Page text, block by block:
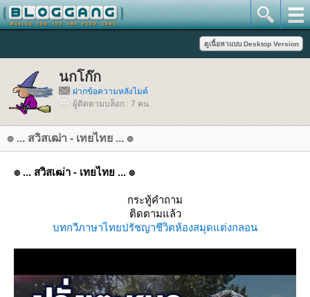
นกโก๊ก
ฝากข้อความหลังไมค์
ผู้ติดตามบล็อก : 7 คน
๏ ... สวิสเฒ่า - เทยไทย ... ๏
๏ ... สวิสเฒ่า - เทยไทย ... ๏
กระทู้คำถาม
ติดตามแล้ว
บทกวีภาษาไทปรัชญาชีวิตห้องสมุดต่งกลอน